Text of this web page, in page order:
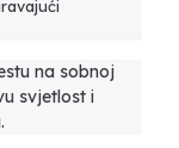
na sobnoj
svjetlost i